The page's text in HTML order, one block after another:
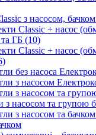
з насосом,
Classic + насос
ГБ (10)
Classic + насос
з насосом та групою